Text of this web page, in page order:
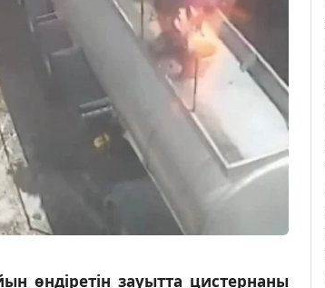
өндіретін зауытта цистернаны